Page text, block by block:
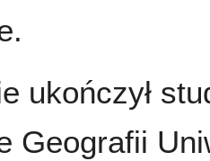
ukończył
Geografii